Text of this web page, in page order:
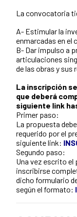
La convocatoria
A- Estimular la
enmarcadas en el
B- Dar impulso a
articulaciones
de las obras y
La inscripción
que deberá
siguiente link
Primer paso:
La propuesta
requerido por el
siguiente link:
Segundo paso:
Una vez escrito el
inscribirse
dicho formulario
según el formato: